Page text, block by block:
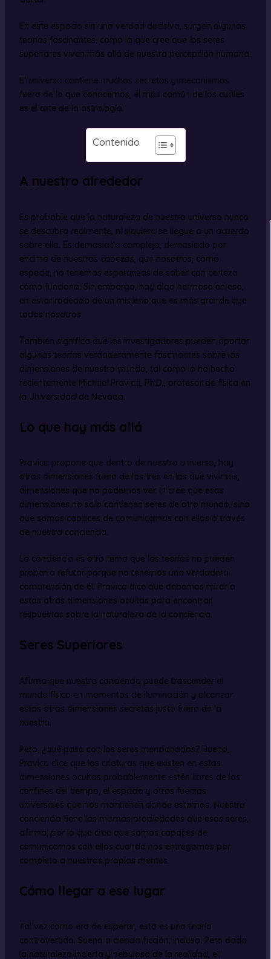
En este espacio sin una verdad decisiva, surgen algunas
teorías fascinantes, como la que cree que los seres
superiores viven más allá de nuestra percepción humana.
El universo contiene muchos secretos y mecanismos
fuera de lo que conocemos, el más común de los cuales
es el arte de la astrología.
Contenido
A nuestro alrededor
Es probable que la naturaleza de nuestro universo nunca
se descubra realmente, ni siquiera se llegue a un acuerdo
sobre ella. Es demasiado complejo, demasiado por
encima de nuestras cabezas, que nosotros, como
especie, no tenemos esperanzas de saber con certeza
cómo funciona. Sin embargo, hay algo hermoso en eso,
en estar rodeado de un misterio que es más grande que
todos nosotros.
También significa que los investigadores pueden aportar
algunas teorías verdaderamente fascinantes sobre las
dimensiones de nuestro mundo, tal como lo ha hecho
recientemente Michael Pravica, Ph.D., profesor de física en
la Universidad de Nevada.
Lo que hay más allá
Pravica propone que dentro de nuestro universo, hay
otras dimensiones fuera de las tres en las que vivimos,
dimensiones que no podemos ver. Él cree que esas
dimensiones no solo contienen seres de otro mundo, sino
que somos capaces de comunicarnos con ellos a través
de nuestra conciencia.
La conciencia es otro tema que las teorías no pueden
probar o refutar porque no tenemos una verdadera
comprensión de él. Pravica dice que debemos mirar a
estas otras dimensiones ocultas para encontrar
respuestas sobre la naturaleza de la conciencia.
Seres Superiores
Afirma que nuestra conciencia puede trascender el
mundo físico en momentos de iluminación y alcanzar
estas otras dimensiones secretas justo fuera de la
nuestra.
Pero, ¿qué pasa con los seres mencionados? Bueno,
Pravica dice que las criaturas que existen en estas
dimensiones ocultas probablemente estén libres de los
confines del tiempo, el espacio y otras fuerzas
universales que nos mantienen donde estamos. Nuestra
conciencia tiene las mismas propiedades que esos seres,
afirma, por lo que cree que somos capaces de
comunicarnos con ellos cuando nos entregamos por
completo a nuestras propias mentes.
Cómo llegar a ese lugar
Tal vez como era de esperar, esta es una teoría
controvertida. Suena a ciencia ficción, incluso. Pero dada
la naturaleza incierta y nebulosa de la realidad, el